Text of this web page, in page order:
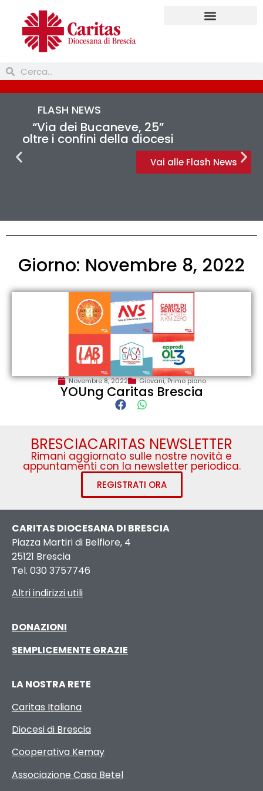
FLASH NEWS
“Via dei Bucaneve, 25”
oltre i confini della diocesi
Vai alle Flash News
Giorno: Novembre 8, 2022
Novembre 8, 2022 Giovani,Primo piano
YOUng Caritas Brescia
BRESCIACARITAS NEWSLETTER
Rimani aggiornato sulle nostre novità e
appuntamenti con la newsletter periodica.
REGISTRATI ORA
CARITAS DIOCESANA DI BRESCIA
Piazza Martiri di Belfiore, 4
25121 Brescia
Tel. 030 3757746
Altri indirizzi utili
DONAZIONI
SEMPLICEMENTE GRAZIE
LA NOSTRA RETE
Caritas Italiana
Diocesi di Brescia
Cooperativa Kemay
Associazione Casa Betel